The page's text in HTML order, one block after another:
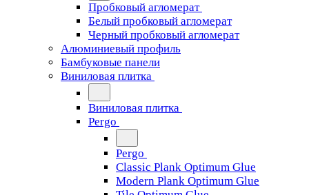
Пробковый агломерат
Белый пробковый агломерат
Черный пробковый агломерат
Алюминиевый профиль
Бамбуковые панели
Виниловая плитка
Виниловая плитка
Pergo
Pergo
Classic Plank Optimum Glue
Modern Plank Optimum Glue